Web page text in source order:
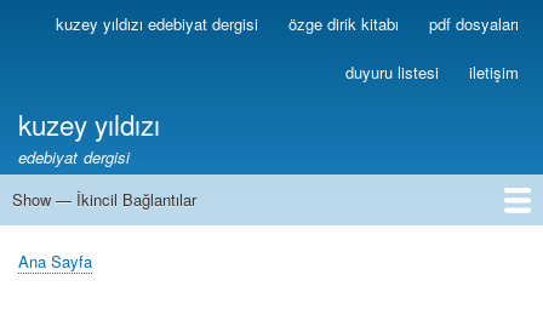
Ana
içeriğe
Birincilkuzey yıldızı edebiyat dergisi özge dirik kitabı pdf dosyaları
duyuru listesi iletişim
kuzey yıldızı
edebiyat dergisi
İkincil
Show — İkincil Bağlantılar
1
2
3
4
5
6
7
8
9
10
11
12
13
Sayfa
Ana Sayfa